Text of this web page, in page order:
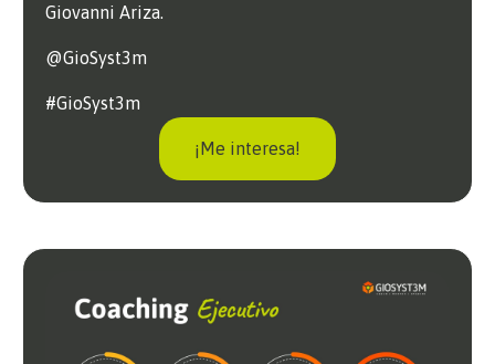
Giovanni Ariza.
@GioSyst3m
#GioSyst3m
¡Me interesa!